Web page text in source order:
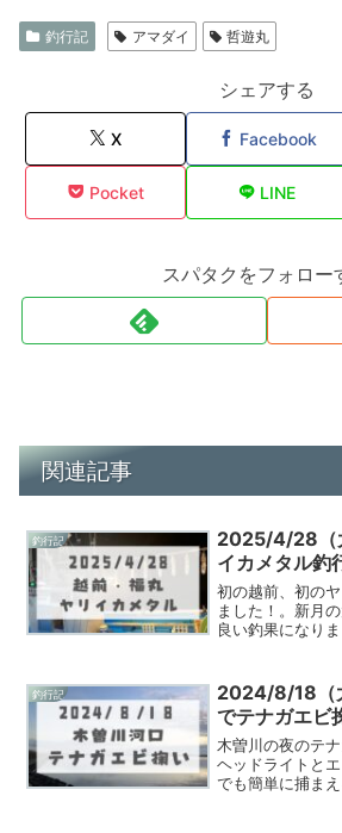
釣行記 アマダイ 哲遊丸
シェアする
X Facebook
Pocket LINE
スパタクをフォロー
関連記事
釣行記
2025/4/28（
イカメタル釣
初の越前、初の
ました！。新月
良い釣果になりま
釣行記
2024/8/18（
でテナガエビ
木曽川の夜のテ
ヘッドライトと
でも簡単に捕ま